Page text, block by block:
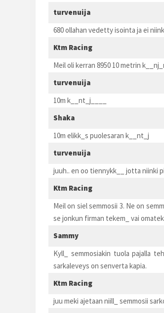
turvenuija
680 ollahan vedetty isointa ja ei
Ktm Racing
Meil oli kerran 8950 10 metrin
turvenuija
10m k__nt_j____
Shaka
10m elikk_s puolesaran k__nt_j
turvenuija
juuh.. en oo tiennykk__ jotta niinki
Ktm Racing
Meil on siel semmosii 3. Ne on
se jonkun firman tekem_ vai
Sammy
Kyll_ semmosiakin tuola pajalla
sarkaleveys on senverta kapia.
Ktm Racing
juu meki ajetaan niill_ semmosii